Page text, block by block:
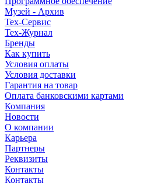
Музей - Архив
Tex-Сервис
Тех-Журнал
Бренды
Как купить
Условия оплаты
Условия доставки
Гарантия на товар
Оплата банковскими картами
Компания
Новости
О компании
Карьера
Партнеры
Реквизиты
Контакты
Контакты